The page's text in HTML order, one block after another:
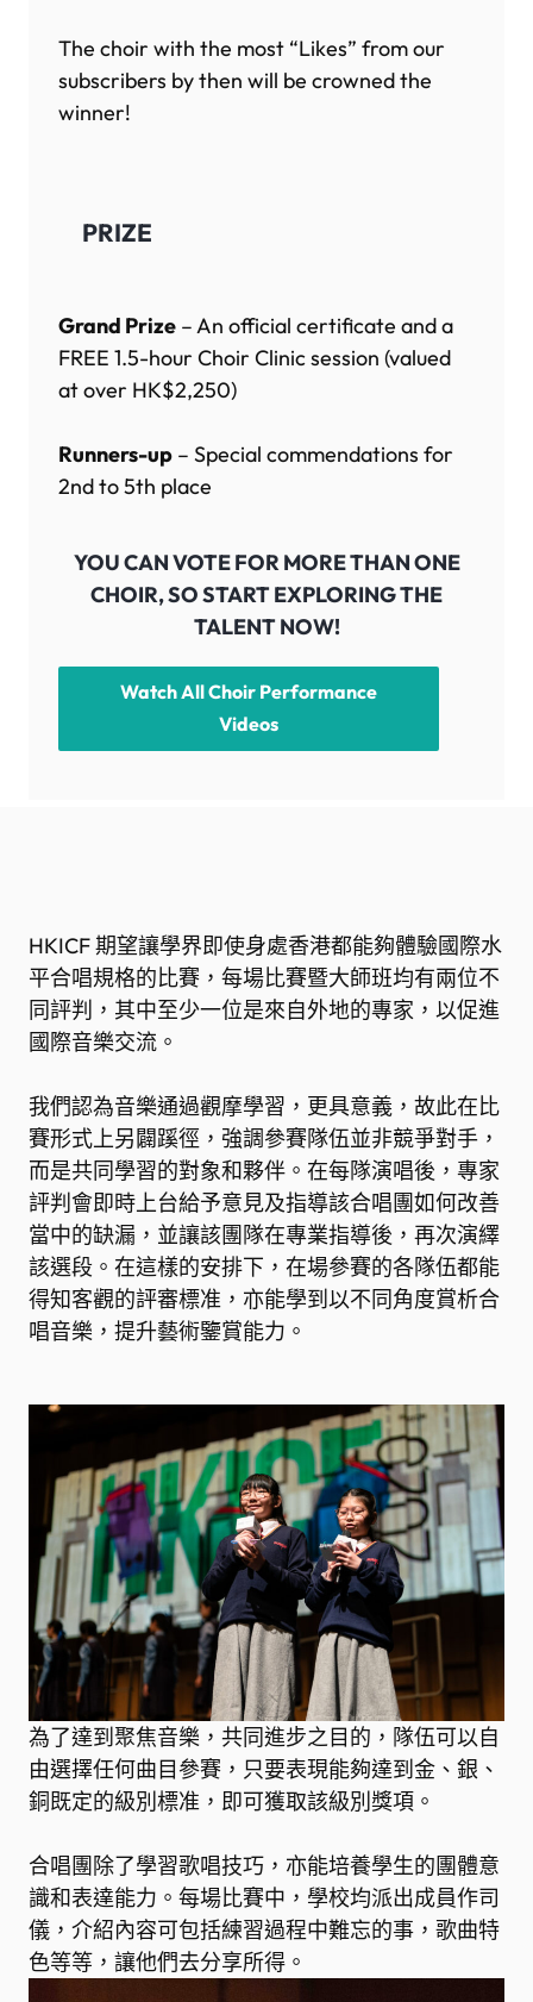
The choir with the most “Likes” from our
subscribers by then will be crowned the
winner!
PRIZE
Grand Prize – An official certificate and a
FREE 1.5-hour Choir Clinic session (valued
at over HK$2,250)
Runners-up – Special commendations for
2nd to 5th place
YOU CAN VOTE FOR MORE THAN ONE
CHOIR, SO START EXPLORING THE
TALENT NOW!
Watch All Choir Performance
Videos
HKICF 期望讓學界即使身處香港都能夠體驗國際水
平合唱規格的比賽，每場比賽暨大師班均有兩位不
同評判，其中至少一位是來自外地的專家，以促進
國際音樂交流。
我們認為音樂通過觀摩學習，更具意義，故此在比
賽形式上另闢蹊徑，強調參賽隊伍並非競爭對手，
而是共同學習的對象和夥伴。在每隊演唱後，專家
評判會即時上台給予意見及指導該合唱團如何改善
當中的缺漏，並讓該團隊在專業指導後，再次演繹
該選段。在這樣的安排下，在場參賽的各隊伍都能
得知客觀的評審標准，亦能學到以不同角度賞析合
唱音樂，提升藝術鑒賞能力。
為了達到聚焦音樂，共同進步之目的，隊伍可以自
由選擇任何曲目參賽，只要表現能夠達到金、銀、
銅既定的級別標准，即可獲取該級別獎項。
合唱團除了學習歌唱技巧，亦能培養學生的團體意
識和表達能力。每場比賽中，學校均派出成員作司
儀，介紹內容可包括練習過程中難忘的事，歌曲特
色等等，讓他們去分享所得。